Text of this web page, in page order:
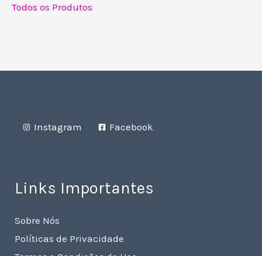
Todos os Produtos
Instagram Facebook
Links Importantes
Sobre Nós
Políticas de Privacidade